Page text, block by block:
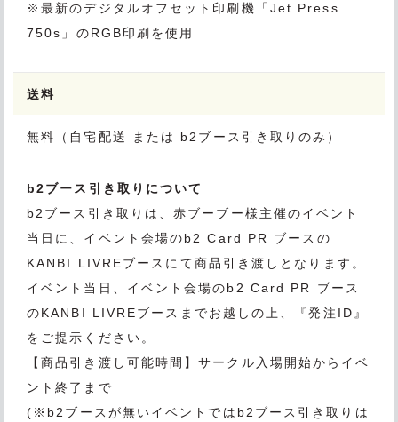
※最新のデジタルオフセット印刷機「Jet Press
750s」のRGB印刷を使用
送料
無料（自宅配送 または b2ブース引き取りのみ）
b2ブース引き取りについて
b2ブース引き取りは、赤ブーブー様主催のイベント
当日に、イベント会場のb2 Card PR ブースの
KANBI LIVREブースにて商品引き渡しとなります。
イベント当日、イベント会場のb2 Card PR ブース
のKANBI LIVREブースまでお越しの上、『発注ID』
をご提示ください。
【商品引き渡し可能時間】サークル入場開始からイベ
ント終了まで
(※b2ブースが無いイベントではb2ブース引き取りは